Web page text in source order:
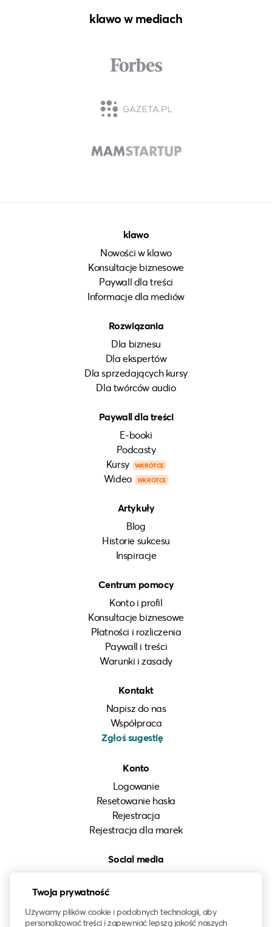
Twoja prywatność
Używamy plików cookie i podobnych technologii, aby
personalizować treści i zapewniać lepszą jakość naszych
klawo w mediach
klawo
Nowości w klawo
Konsultacje biznesowe
Paywall dla treści
Informacje dla mediów
Rozwiązania
Dla biznesu
Dla ekspertów
Dla sprzedających kursy
Dla twórców audio
Paywall dla treści
E-booki
Podcasty
Kursy
WKRÓTCE
Wideo WKRÓTCE
Artykuły
Blog
Historie sukcesu
Inspiracje
Centrum pomocy
Konto i profil
Konsultacje biznesowe
Płatności i rozliczenia
Paywall i treści
Warunki i zasady
Kontakt
Napisz do nas
Współpraca
Zgłoś sugestię
Konto
Logowanie
Resetowanie hasła
Rejestracja
Rejestracja dla marek
Social media
Facebook